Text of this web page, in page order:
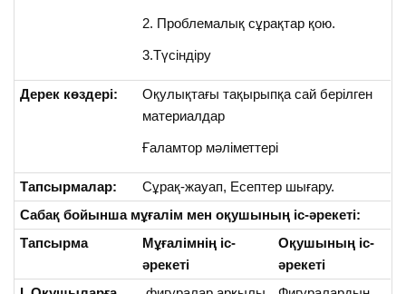
2. Проблемалық сұрақтар қою.
3.Түсіндіру
Дерек көздері:
Оқулықтағы тақырыпқа сай берілген
материалдар
Ғаламтор мәліметтері
Тапсырмалар:
Сұрақ-жауап, Есептер шығару.
Сабақ бойынша мұғалім мен оқушының іс-әрекеті:
Тапсырма
Мұғалімнің іс-
әрекеті
Оқушының іс-
әрекеті